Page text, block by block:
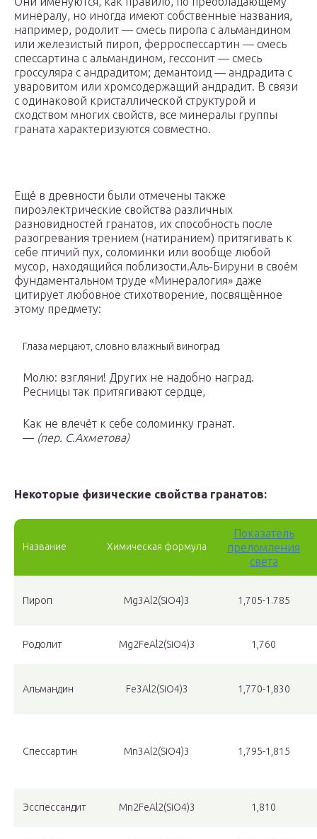
минералу, но иногда имеют собственные названия,
например, родолит — смесь пиропа с альмандином
или железистый пироп, ферроспессартин — смесь
спессартина с альмандином, гессонит — смесь
гроссуляра с андрадитом; демантоид — андрадита с
уваровитом или хромсодержащий андрадит. В связи
с одинаковой кристаллической структурой и
сходством многих свойств, все минералы группы
граната характеризуются совместно.
Ещё в древности были отмечены также
пироэлектрические свойства различных
разновидностей гранатов, их способность после
разогревания трением (натиранием) притягивать к
себе птичий пух, соломинки или вообще любой
мусор, находящийся поблизости.Аль-Бируни в своём
фундаментальном труде «Минералогия» даже
цитирует любовное стихотворение, посвящённое
этому предмету:
Глаза мерцают, словно влажный виноград.
Молю: взгляни! Других не надобно наград.
Ресницы так притягивают сердце,
Как не влечёт к себе соломинку гранат.
— (пер. С.Ахметова)
Некоторые физические свойства гранатов:
Название Химическая формула
Показатель
преломления
света
Пироп Mg3Al 2(SiO4)3 1,705-1.785
Родолит Mg2FeAl 2(SiO4)3 1,760
Альмандин Fe3Al 2(SiO4)3 1,770-1,830
Спессартин Mn3Al 2(SiO4)3 1,795-1,815
Эсспессандит Mn2FeAl 2(SiO4)3 1,810